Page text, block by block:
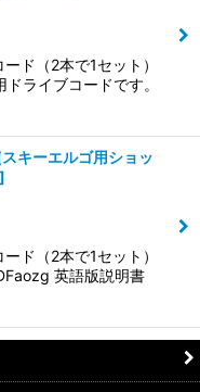
ド（2本で1セット）
ライブコードです。
キーエルゴ用ショッ
]
ド（2本で1セット）
英語版説明書